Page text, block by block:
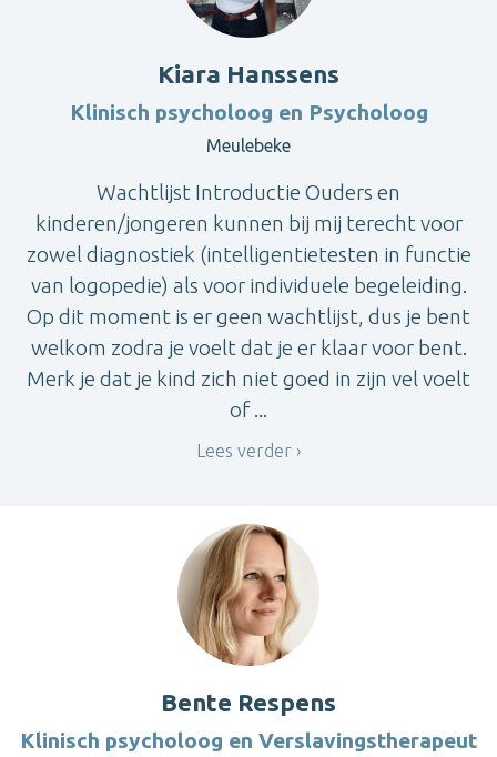
Kiara Hanssens
Klinisch psycholoog en Psycholoog
Meulebeke
Wachtlijst Introductie Ouders en
kinderen/jongeren kunnen bij mij terecht voor
zowel diagnostiek (intelligentietesten in functie
van logopedie) als voor individuele begeleiding.
Op dit moment is er geen wachtlijst, dus je bent
welkom zodra je voelt dat je er klaar voor bent.
Merk je dat je kind zich niet goed in zijn vel voelt
of ...
Lees verder
Bente Respens
Klinisch psycholoog en Verslavingstherapeut